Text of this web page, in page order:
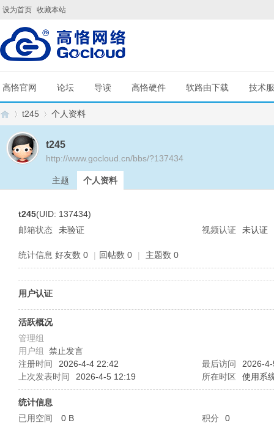
设为首页 收藏本站
高恪官网 论坛 导读 高恪硬件 软路由下载 技术
t245 个人资料
t245
http://www.gocloud.cn/bbs/?137434
主题 个人资料
t245(UID: 137434)
邮箱状态
未验证 视频认证 未认证
统计信息 好友数 0 | 回帖数 0 | 主题数 0
用户认证
活跃概况
管理组
用户组 禁止发言
注册时间
2026-4-4 22:42 最后访问
2026-
上次发表时间
2026-4-5 12:19 所在时区 使用系
统计信息
已用空间
0 B 积分
0